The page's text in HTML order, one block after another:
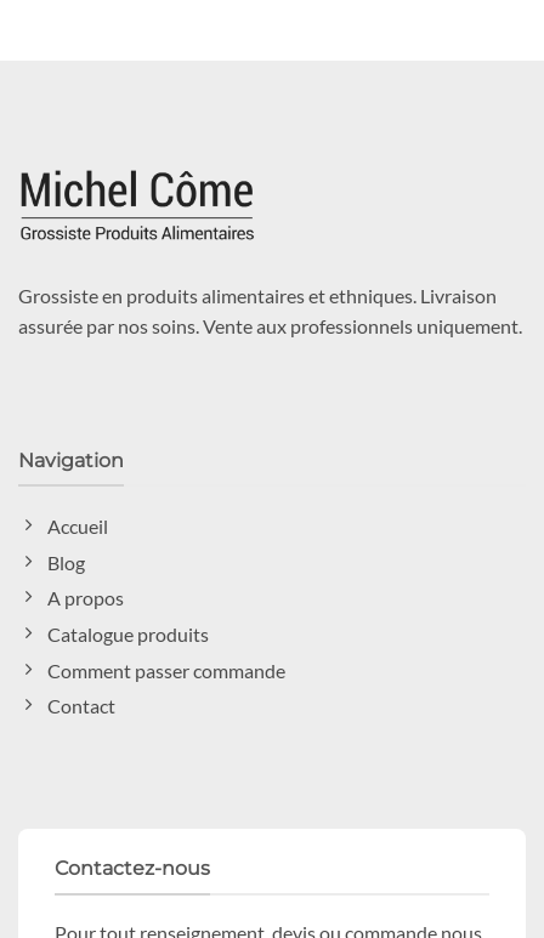
Grossiste en produits alimentaires et ethniques. Livraison
assurée par nos soins. Vente aux professionnels uniquement.
Navigation
Accueil
Blog
A propos
Catalogue produits
Comment passer commande
Contact
Contactez-nous
Pour tout renseignement, devis ou commande nous